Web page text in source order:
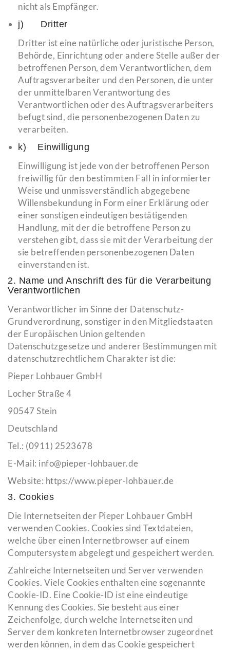
nicht als Empfänger.
j) Dritter
Dritter ist eine natürliche oder juristische Person,
Behörde, Einrichtung oder andere Stelle außer der
betroffenen Person, dem Verantwortlichen, dem
Auftragsverarbeiter und den Personen, die unter
der unmittelbaren Verantwortung des
Verantwortlichen oder des Auftragsverarbeiters
befugt sind, die personenbezogenen Daten zu
verarbeiten.
k) Einwilligung
Einwilligung ist jede von der betroffenen Person
freiwillig für den bestimmten Fall in informierter
Weise und unmissverständlich abgegebene
Willensbekundung in Form einer Erklärung oder
einer sonstigen eindeutigen bestätigenden
Handlung, mit der die betroffene Person zu
verstehen gibt, dass sie mit der Verarbeitung der
sie betreffenden personenbezogenen Daten
einverstanden ist.
2. Name und Anschrift des für die Verarbeitung
Verantwortlichen
Verantwortlicher im Sinne der Datenschutz-
Grundverordnung, sonstiger in den Mitgliedstaaten
der Europäischen Union geltenden
Datenschutzgesetze und anderer Bestimmungen mit
datenschutzrechtlichem Charakter ist die:
Pieper Lohbauer GmbH
Locher Straße 4
90547 Stein
Deutschland
Tel.: (0911) 2523678
E-Mail: info@pieper-lohbauer.de
Website: https://www.pieper-lohbauer.de
3. Cookies
Die Internetseiten der Pieper Lohbauer GmbH
verwenden Cookies. Cookies sind Textdateien,
welche über einen Internetbrowser auf einem
Computersystem abgelegt und gespeichert werden.
Zahlreiche Internetseiten und Server verwenden
Cookies. Viele Cookies enthalten eine sogenannte
Cookie-ID. Eine Cookie-ID ist eine eindeutige
Kennung des Cookies. Sie besteht aus einer
Zeichenfolge, durch welche Internetseiten und
Server dem konkreten Internetbrowser zugeordnet
werden können, in dem das Cookie gespeichert